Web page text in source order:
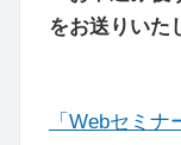
をお送りいた
「Webセミ